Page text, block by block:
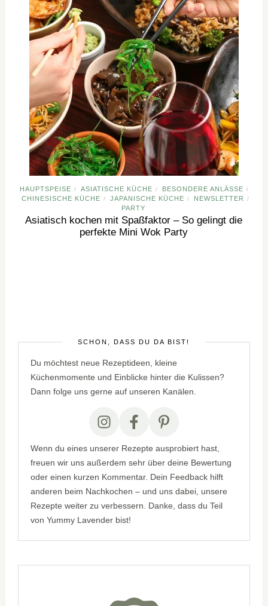
HAUPTSPEISE / ASIATISCHE KÜCHE / BESONDERE ANLÄSSE /
CHINESISCHE KÜCHE / JAPANISCHE KÜCHE / NEWSLETTER /
PARTY
Asiatisch kochen mit Spaßfaktor – So gelingt die
perfekte Mini Wok Party
SCHÖN, DASS DU DA BIST!
Du möchtest neue Rezeptideen, kleine
Küchenmomente und Einblicke hinter die Kulissen?
Dann folge uns gerne auf unseren Kanälen.
Wenn du eines unserer Rezepte ausprobiert hast,
freuen wir uns außerdem sehr über deine Bewertung
oder einen kurzen Kommentar. Dein Feedback hilft
anderen beim Nachkochen – und uns dabei, unsere
Rezepte weiter zu verbessern. Danke, dass du Teil
von Yummy Lavender bist!